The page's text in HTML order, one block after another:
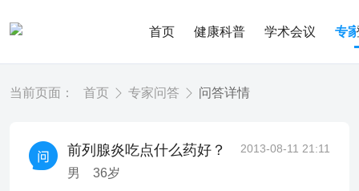
首页 健康科普 学术会议 专
当前页面： 首页 专家问答 问答详情
前列腺炎吃点什么药好？
男 36岁
2013-08-11 21:11